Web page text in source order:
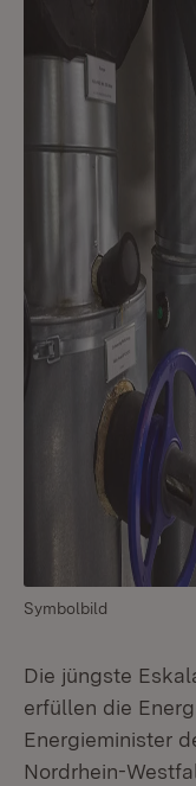
Symbolbild
Die jüngste
erfüllen die
Energieminister
Nordrhein-